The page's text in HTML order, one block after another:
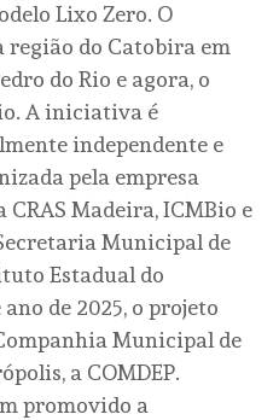
Lixo Zero. O
do Catobira em
do Rio e agora, o
A iniciativa é
independente e
pela empresa
CRAS Madeira, ICMBio e
Municipal de
Estadual do
de 2025, o projeto
Municipal de
a COMDEP.
promovido a